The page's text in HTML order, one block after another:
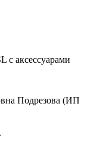
аксессуарами
Подрезова (ИП